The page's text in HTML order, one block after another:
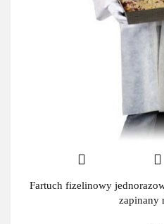
Fartuch fizelinowy
zapinany